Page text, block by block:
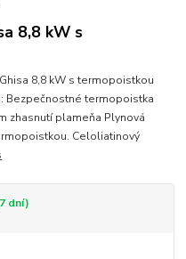
8,8 kW s
8,8 kW s termopoistkou
Bezpečnostné termopoistka
zhasnutí plameňa Plynová
Celoliatinový
dní)